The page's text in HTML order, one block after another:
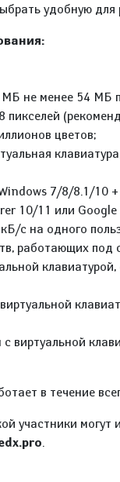
удобную
МБ не менее 54 МБ
цветов;
7/8/8.1/10
10/11 или
с на одного
работающих
виртуальной
в течение
участники
.